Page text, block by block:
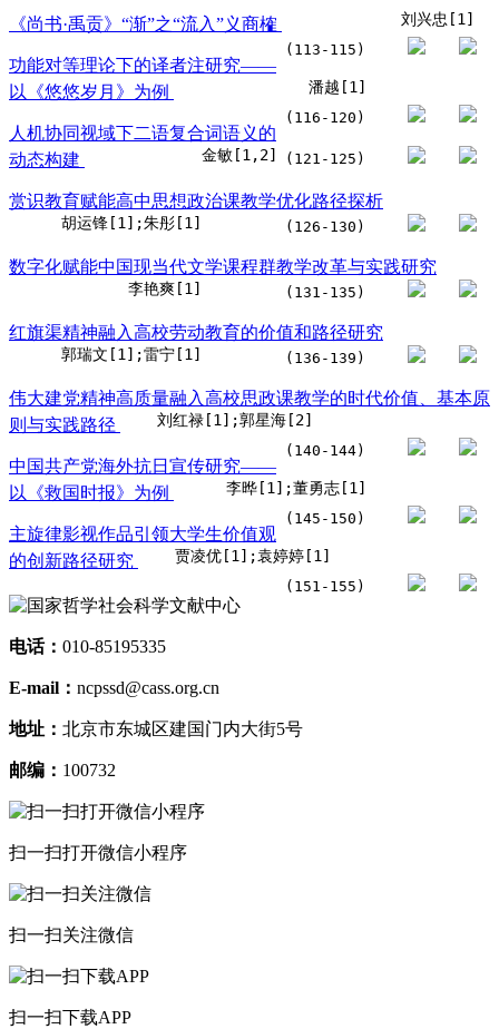
《尚书·禹贡》“渐”之“流入”义商榷 刘兴忠[1]
(113-115)
功能对等理论下的译者注研究——
以《悠悠岁月》为例
潘越[1]
(116-120)
人机协同视域下二语复合词语义的
动态构建
金敏[1,2] (121-125)
赏识教育赋能高中思想政治课教学优化路径探析
胡运锋[1];朱彤[1] (126-130)
数字化赋能中国现当代文学课程群教学改革与实践研究
李艳爽[1] (131-135)
红旗渠精神融入高校劳动教育的价值和路径研究
郭瑞文[1];雷宁[1] (136-139)
伟大建党精神高质量融入高校思政课教学的时代价值、基本原
则与实践路径
刘红禄[1];郭星海[2]
(140-144)
中国共产党海外抗日宣传研究——
以《救国时报》为例
李晔[1];董勇志[1]
(145-150)
主旋律影视作品引领大学生价值观
的创新路径研究
贾凌优[1];袁婷婷[1]
(151-155)
电话： 010-85195335
E-mail： ncpssd@cass.org.cn
地址： 北京市东城区建国门内大街5号
邮编： 100732
扫一扫打开微信小程序
扫一扫关注微信
扫一扫下载APP